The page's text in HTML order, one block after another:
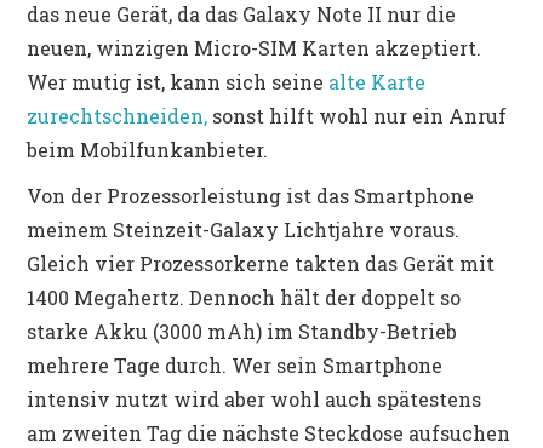
das neue Gerät, da das Galaxy Note II nur die
neuen, winzigen Micro-SIM Karten akzeptiert.
Wer mutig ist, kann sich seine alte Karte
zurechtschneiden, sonst hilft wohl nur ein Anruf
beim Mobilfunkanbieter.
Von der Prozessorleistung ist das Smartphone
meinem Steinzeit-Galaxy Lichtjahre voraus.
Gleich vier Prozessorkerne takten das Gerät mit
1400 Megahertz. Dennoch hält der doppelt so
starke Akku (3000 mAh) im Standby-Betrieb
mehrere Tage durch. Wer sein Smartphone
intensiv nutzt wird aber wohl auch spätestens
am zweiten Tag die nächste Steckdose aufsuchen